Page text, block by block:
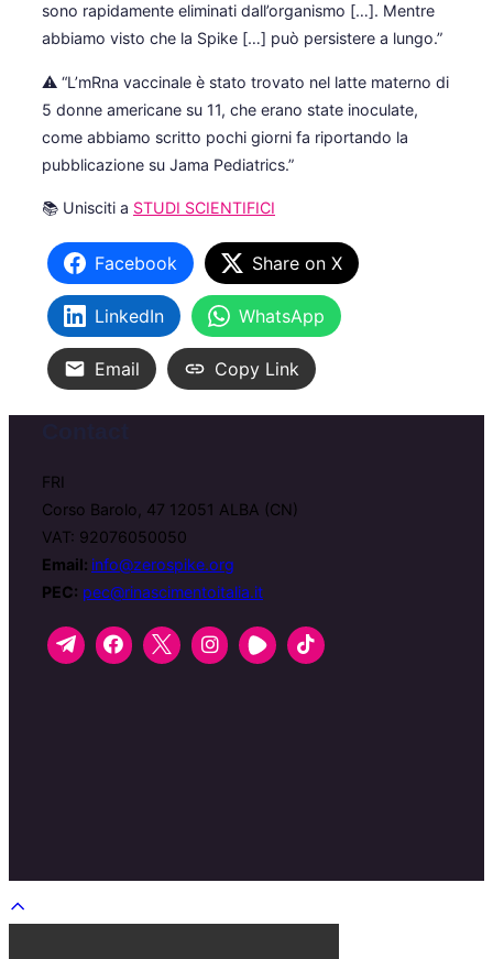
sono rapidamente eliminati dall’organismo […]. Mentre
abbiamo visto che la Spike […] può persistere a lungo.”
⚠️ “L’mRna vaccinale è stato trovato nel latte materno di
5 donne americane su 11, che erano state inoculate,
come abbiamo scritto pochi giorni fa riportando la
pubblicazione su Jama Pediatrics.”
📚 Unisciti a STUDI SCIENTIFICI
Facebook Share on X
LinkedIn WhatsApp
Email Copy Link
FRI
Corso Barolo, 47 12051 ALBA (CN)
VAT: 92076050050
Email: info@zerospike.org
PEC: pec@rinascimentoitalia.it